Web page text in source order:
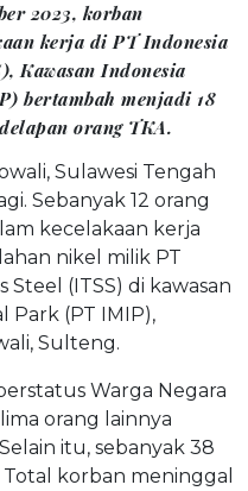
2023, korban
kerja di PT Indonesia
Kawasan Indonesia
bertambah menjadi 18
orang TKA.
Sulawesi Tengah
Sebanyak 12 orang
kecelakaan kerja
nikel milik PT
Steel (ITSS) di kawasan
Park (PT IMIP),
Sulteng.
Warga Negara
orang lainnya
itu, sebanyak 38
korban meninggal